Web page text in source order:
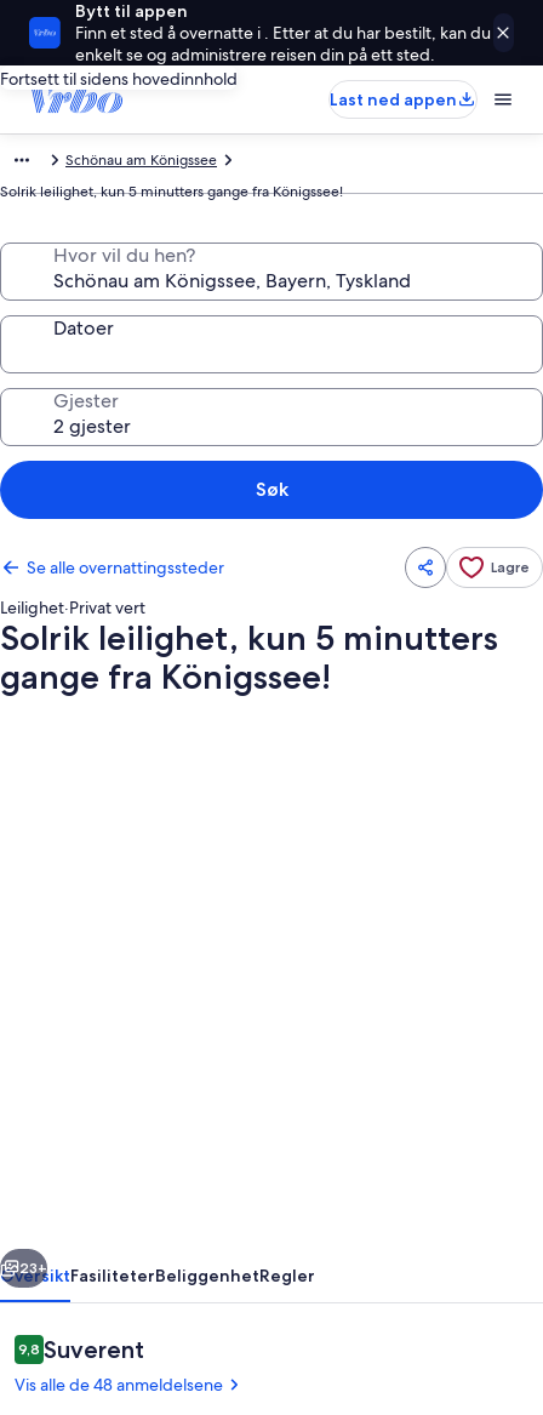
Bytt til appen
Finn et sted å overnatte i . Etter at du har bestilt, kan du
enkelt se og administrere reisen din på ett sted.
Fortsett til sidens hovedinnhold
Last ned appen
Schönau am Königssee
Solrik leilighet, kun 5 minutters gange fra Königssee!
Hvor vil du hen?
Datoer
Gjester
Søk
Se alle overnattingssteder Lagre
Leilighet·Privat vert
Solrik leilighet, kun 5 minutters
gange fra Königssee!
fra
Königssee!
Neste
23+
OversiktFasiliteterBeliggenhetRegler
Anmeldelser
9,89,8 av 10 –
Suverent
Vis alle de 48 anmeldelsene